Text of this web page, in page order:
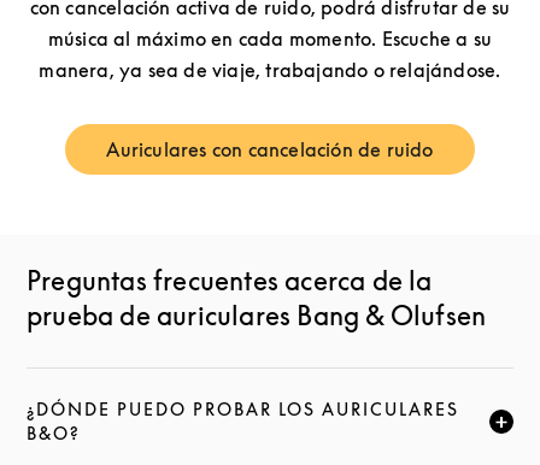
con cancelación activa de ruido, podrá disfrutar de su
música al máximo en cada momento. Escuche a su
manera, ya sea de viaje, trabajando o relajándose.
Auriculares con cancelación de ruido
Link Opens in New Tab
Preguntas frecuentes acerca de la
prueba de auriculares Bang & Olufsen
¿DÓNDE PUEDO PROBAR LOS AURICULARES
B&O?
CLICK TO EXPAND THIS DESCRIPTION AND